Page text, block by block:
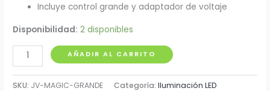
Incluye control grande y adaptador de voltaje
Disponibilidad: 2 disponibles
Cinta
Led
Mágica
AÑADIR AL CARRITO
SKU: JV-MAGIC-GRANDE Categoría:Iluminación LED